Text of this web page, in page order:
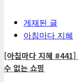
게재된 글
아침마다 지혜
[아침마다 지혜 #441]
수 없는 쇼핑